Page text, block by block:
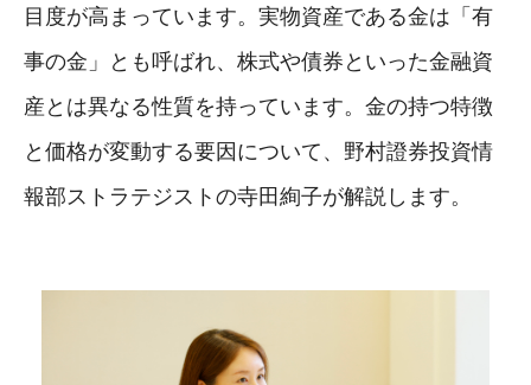
目度が高まっています。実物資産である金は「有
事の金」とも呼ばれ、株式や債券といった金融資
産とは異なる性質を持っています。金の持つ特徴
と価格が変動する要因について、野村證券投資情
報部ストラテジストの寺田絢子が解説します。